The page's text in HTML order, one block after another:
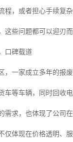
程，或者担心手续复
这些问题都可以迎刃而
口碑载道
，一家成立多年的报
车等车辆，同时回收
需求，也体现了公司
仅体现在价格透明、